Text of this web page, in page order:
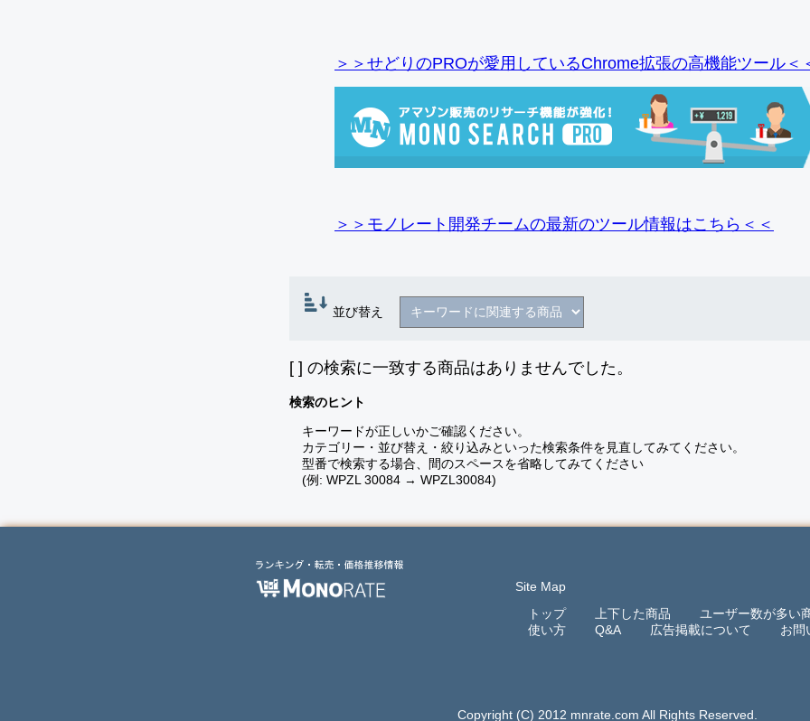
＞＞せどりのPROが愛用しているChrome拡張の高機能ツール＜
＞＞モノレート開発チームの最新のツール情報はこちら＜＜
並び替え
[ ] の検索に一致する商品はありませんでした。
検索のヒント
キーワードが正しいかご確認ください。
カテゴリー・並び替え・絞り込みといった検索条件を見直してみてください。
型番で検索する場合、間のスペースを省略してみてください
(例: WPZL 30084 → WPZL30084)
Site Map
トップ
上下した商品
ユーザー数が多い
使い方
Q&A 広告掲載について お問
Copyright (C) 2012 mnrate.com All Rights Reserved.